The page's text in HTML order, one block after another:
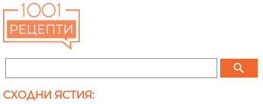
search
СХОДНИ ЯСТИЯ: